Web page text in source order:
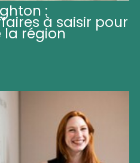
:
à saisir pour
la région